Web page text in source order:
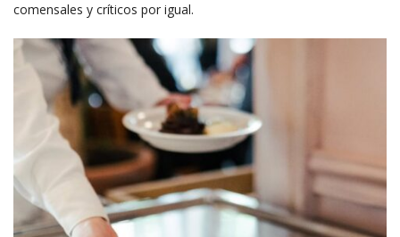
comensales y críticos por igual.